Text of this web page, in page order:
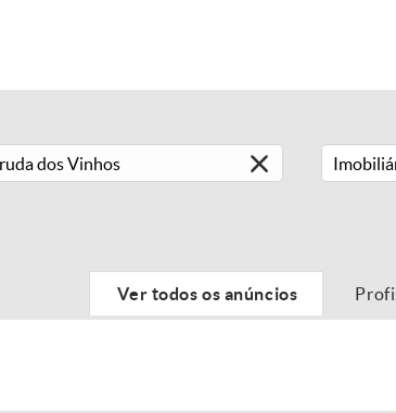
Ver todos os anúncios